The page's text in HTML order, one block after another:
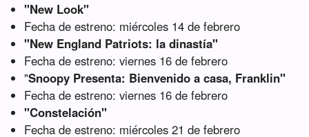
"New Look"
Fecha de estreno: miércoles 14 de febrero
"New England Patriots: la dinastía"
Fecha de estreno: viernes 16 de febrero
"Snoopy Presenta: Bienvenido a casa, Franklin"
Fecha de estreno: viernes 16 de febrero
"Constelación"
Fecha de estreno: miércoles 21 de febrero